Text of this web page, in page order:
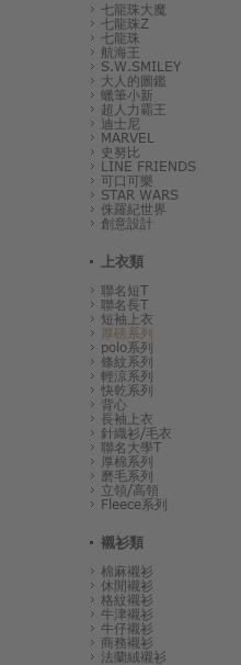
七龍珠大魔
七龍珠Z
七龍珠
航海王
S.W.SMILEY
大人的圖鑑
蠟筆小新
超人力霸王
迪士尼
MARVEL
史努比
LINE FRIENDS
可口可樂
STAR WARS
侏羅紀世界
創意設計
上衣類
聯名短T
聯名長T
短袖上衣
厚磅系列
polo系列
條紋系列
輕涼系列
快乾系列
背心
長袖上衣
針織衫/毛衣
聯名大學T
厚棉系列
磨毛系列
立領/高領
Fleece系列
襯衫類
棉麻襯衫
休閒襯衫
格紋襯衫
牛津襯衫
牛仔襯衫
商務襯衫
法蘭絨襯衫